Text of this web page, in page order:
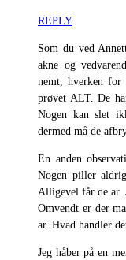
REPLY
Som du ved
akne og
nemt, hverken
prøvet ALT. De
Nogen kan slet
dermed må de
En anden
Nogen piller
Alligevel får de ar.
Omvendt er der
ar. Hvad handler
Jeg håber på en